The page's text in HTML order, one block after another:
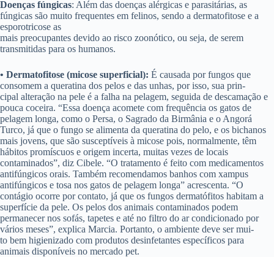
Doenças fúngicas: Além das doenças alérgicas e parasitárias, as
fúngicas são muito frequentes em felinos, sendo a dermatofitose e a
esporotricose as
mais preocupantes devido ao risco zoonótico, ou seja, de serem
transmitidas para os humanos.
• Dermatofitose (micose superficial): É causada por fungos que
consomem a queratina dos pelos e das unhas, por isso, sua prin-
cipal alteração na pele é a falha na pelagem, seguida de descamação e
pouca coceira. “Essa doença acomete com frequência os gatos de
pelagem longa, como o Persa, o Sagrado da Birmânia e o Angorá
Turco, já que o fungo se alimenta da queratina do pelo, e os bichanos
mais jovens, que são susceptíveis à micose pois, normalmente, têm
hábitos promíscuos e origem incerta, muitas vezes de locais
contaminados”, diz Cibele. “O tratamento é feito com medicamentos
antifúngicos orais. Também recomendamos banhos com xampus
antifúngicos e tosa nos gatos de pelagem longa” acrescenta. “O
contágio ocorre por contato, já que os fungos dermatófitos habitam a
superfície da pele. Os pelos dos animais contaminados podem
permanecer nos sofás, tapetes e até no filtro do ar condicionado por
vários meses”, explica Marcia. Portanto, o ambiente deve ser mui-
to bem higienizado com produtos desinfetantes específicos para
animais disponíveis no mercado pet.